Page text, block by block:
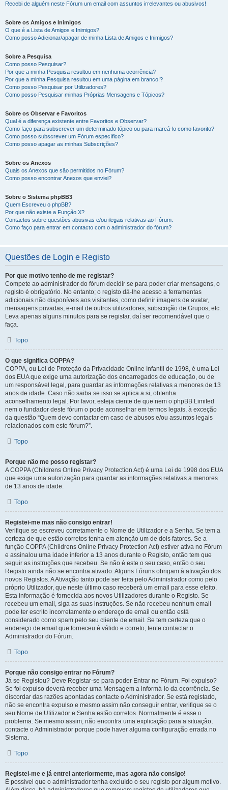
Recebi de alguém neste Fórum um email com assuntos irrelevantes ou abusivos!
Sobre os Amigos e Inimigos
O que é a Lista de Amigos e Inimigos?
Como posso Adicionar/apagar de minha Lista de Amigos e Inimigos?
Sobre a Pesquisa
Como posso Pesquisar?
Por que a minha Pesquisa resultou em nenhuma ocorrência?
Por que a minha Pesquisa resultou em uma página em branco!?
Como posso Pesquisar por Utilizadores?
Como posso Pesquisar minhas Próprias Mensagens e Tópicos?
Sobre os Observar e Favoritos
Qual é a diferença existente entre Favoritos e Observar?
Como faço para subscrever um determinado tópico ou para marcá-lo como favorito?
Como posso subscrever um Fórum específico?
Como posso apagar as minhas Subscrições?
Sobre os Anexos
Quais os Anexos que são permitidos no Fórum?
Como posso encontrar Anexos que enviei?
Sobre o Sistema phpBB3
Quem Escreveu o phpBB?
Por que não existe a Função X?
Contactos sobre questões abusivas e/ou ilegais relativas ao Fórum.
Como faço para entrar em contacto com o administrador do fórum?
Questões de Login e Registo
Por que motivo tenho de me registar?
Compete ao administrador do fórum decidir se para poder criar mensagens, o
registo é obrigatório. No entanto; o registo dá-lhe acesso a ferramentas
adicionais não disponíveis aos visitantes, como definir imagens de avatar,
mensagens privadas, e-mail de outros utilizadores, subscrição de Grupos, etc.
Leva apenas alguns minutos para se registar, daí ser recomendável que o
faça.
Topo
O que significa COPPA?
COPPA, ou Lei de Proteção da Privacidade Online Infantil de 1998, é uma Lei
dos EUA que exige uma autorização dos encarregados de educação, ou de
um responsável legal, para guardar as informações relativas a menores de 13
anos de idade. Caso não saiba se isso se aplica a si, obtenha
aconselhamento legal. Por favor, esteja ciente de que nem o phpBB Limited
nem o fundador deste fórum o pode aconselhar em termos legais, à exceção
da questão “Quem devo contactar em caso de abusos e/ou assuntos legais
relacionados com este fórum?”.
Topo
Porque não me posso registar?
A COPPA (Childrens Online Privacy Protection Act) é uma Lei de 1998 dos EUA
que exige uma autorização para guardar as informações relativas a menores
de 13 anos de idade.
Topo
Registei-me mas não consigo entrar!
Verifique se escreveu corretamente o Nome de Utilizador e a Senha. Se tem a
certeza de que estão corretos tenha em atenção um de dois fatores. Se a
função COPPA (Childrens Online Privacy Protection Act) estiver ativa no Fórum
e assinalou uma idade inferior a 13 anos durante o Registo, então tem que
seguir as instruções que recebeu. Se não é este o seu caso, então o seu
Registo ainda não se encontra ativado. Alguns Fóruns obrigam à ativação dos
novos Registos. A Ativação tanto pode ser feita pelo Administrador como pelo
próprio Utilizador, que neste último caso receberá um email para esse efeito.
Esta informação é fornecida aos novos Utilizadores durante o Registo. Se
recebeu um email, siga as suas instruções. Se não recebeu nenhum email
pode ter escrito incorretamente o endereço de email ou então está
considerado como spam pelo seu cliente de email. Se tem certeza que o
endereço de email que forneceu é válido e correto, tente contactar o
Administrador do Fórum.
Topo
Porque não consigo entrar no Fórum?
Já se Registou? Deve Registar-se para poder Entrar no Fórum. Foi expulso?
Se foi expulso deverá receber uma Mensagem a informá-lo da ocorrência. Se
discordar das razões apontadas contacte o Administrador. Se está registado,
não se encontra expulso e mesmo assim não conseguir entrar, verifique se o
seu Nome de Utilizador e Senha estão corretos. Normalmente é esse o
problema. Se mesmo assim, não encontra uma explicação para a situação,
contacte o Administrador porque pode haver alguma configuração errada no
Sistema.
Topo
Registei-me e já entrei anteriormente, mas agora não consigo!
É possível que o administrador tenha excluído o seu registo por algum motivo.